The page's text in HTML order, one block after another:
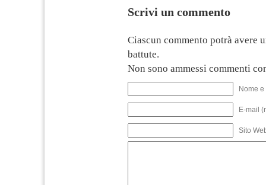
Scrivi un commento
Ciascun commento potrà avere
battute.
Non sono ammessi commenti
Nome
E-mail
Sito